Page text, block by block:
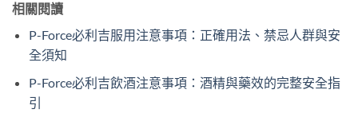
相關閱讀
P-Force必利吉服用注意事項：正確用法、禁忌人群與安
全須知
P-Force必利吉飲酒注意事項：酒精與藥效的完整安全指
引